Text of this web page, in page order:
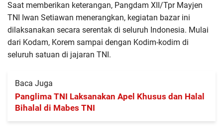
Saat memberikan keterangan, Pangdam XII/Tpr Mayjen
TNI Iwan Setiawan menerangkan, kegiatan bazar ini
dilaksanakan secara serentak di seluruh Indonesia. Mulai
dari Kodam, Korem sampai dengan Kodim-kodim di
seluruh satuan di jajaran TNI.
Baca Juga
Panglima TNI Laksanakan Apel Khusus dan Halal
Bihalal di Mabes TNI